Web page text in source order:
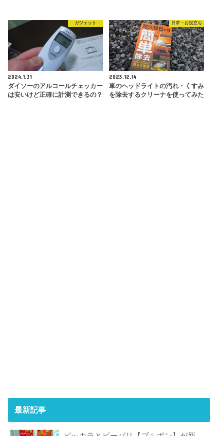
ガジェット
2024.1.31
ダイソーのアルコールチェッカー
は安いけど正確に計測できるの？
日常・お役立ち
2023.12.14
車のヘッドライトの汚れ・くすみ
を除去するクリーナを使ってみた
最新記事